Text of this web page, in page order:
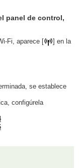
panel de control,
Fi, aparece [
] en la
se establece
configúrela